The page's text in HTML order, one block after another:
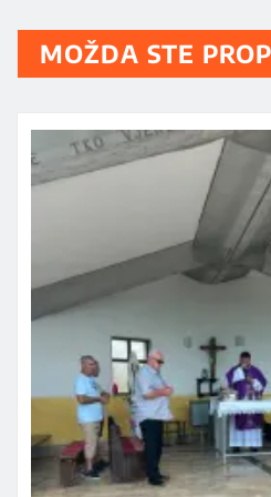
MOŽDA STE